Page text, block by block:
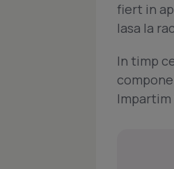
fiert in
lasa la
In timp